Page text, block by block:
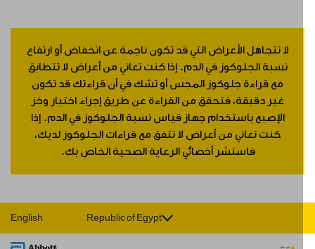
لا تتجاهل الأعراض التي قد تكون ناجمة عن انخفاض أو ارتفاع
نسبة الجلوكوز في الدم. إذا كنت تعاني من أعراض لا تتطابق
مع قراءة جلوكوز المجس أو تشك في أن قراءتك قد تكون
غير دقيقة، فتحقق من القراءة عن طريق إجراء اختبار وخز
الإصبع باستخدام جهاز قياس نسبة الجلوكوز في الدم. إذا
كنت تعاني من أعراض لا تتفق مع قراءات الجلوكوز لديك،
فاستشر أخصائي الرعاية الصحية الخاص بك.
Republic of Egypt
English